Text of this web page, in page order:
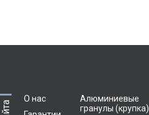
О нас
Алюминиевые
гранулы (крупка)